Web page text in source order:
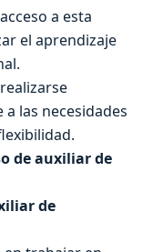
a esta
el aprendizaje
las necesidades
de auxiliar de
de